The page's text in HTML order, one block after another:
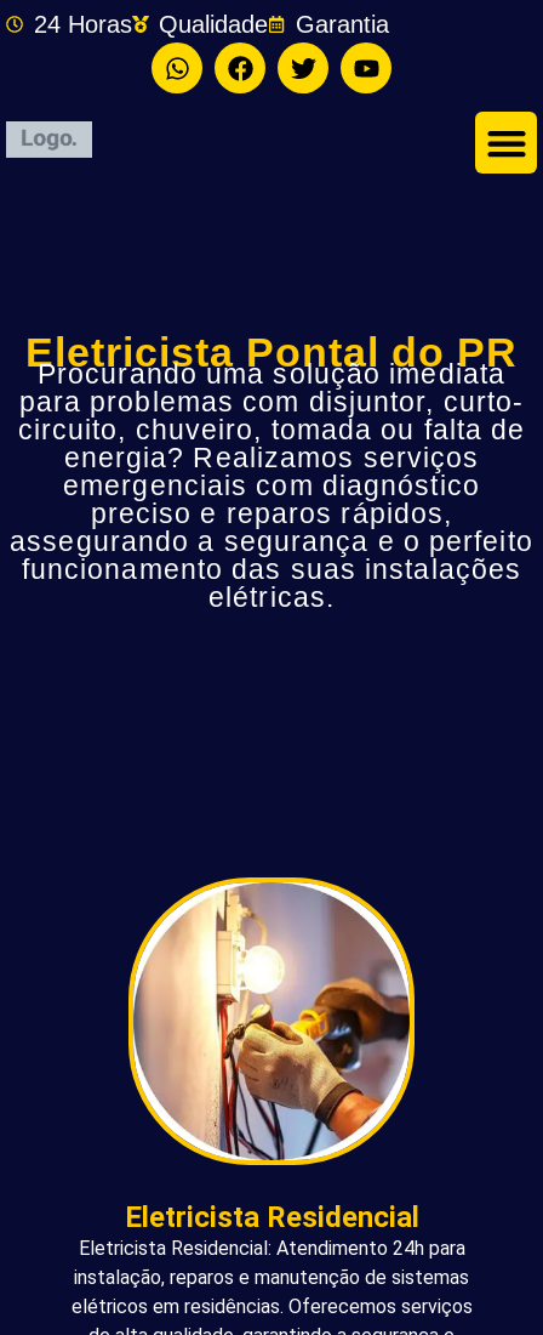
24 Horas Qualidade Garantia
Eletricista Pontal do PR
Procurando uma solução imediata
para problemas com disjuntor, curto-
circuito, chuveiro, tomada ou falta de
energia? Realizamos serviços
emergenciais com diagnóstico
preciso e reparos rápidos,
assegurando a segurança e o perfeito
funcionamento das suas instalações
elétricas.
Eletricista Residencial
Eletricista Residencial: Atendimento 24h para
instalação, reparos e manutenção de sistemas
elétricos em residências. Oferecemos serviços